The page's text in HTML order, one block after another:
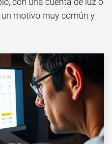
motivo muy común y